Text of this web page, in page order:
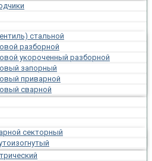
стальной
разборной
укороченный разборной
запорный
приварной
сварной
секторный